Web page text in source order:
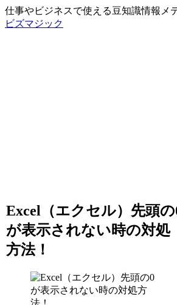
仕事やビジネスで使える豆知識情報メ
ビズマジック
Excel（エクセル）先頭の
が表示されない時の対処
方法！